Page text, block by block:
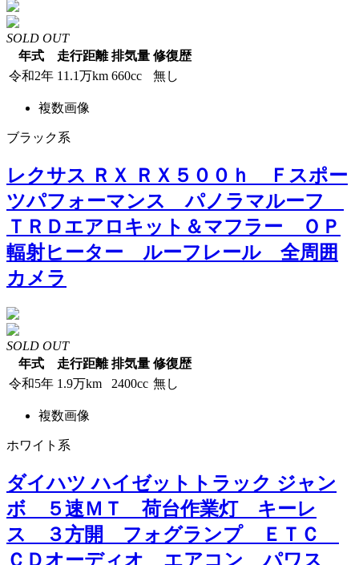
SOLD OUT
年式
走行距離 排気量 修復歴
令和2年 11.1万km 660cc 無し
複数画像
ブラック系
レクサス ＲＸ ＲＸ５００ｈ Ｆスポー
ツパフォーマンス パノラマルーフ
ＴＲＤエアロキット＆マフラー ＯＰ
輻射ヒーター ルーフレール 全周囲
カメラ
SOLD OUT
年式
走行距離 排気量 修復歴
令和5年 1.9万km 2400cc 無し
複数画像
ホワイト系
ダイハツ ハイゼットトラック ジャン
ボ ５速ＭＴ 荷台作業灯 キーレ
ス ３方開 フォグランプ ＥＴＣ
ＣＤオーディオ エアコン パワス